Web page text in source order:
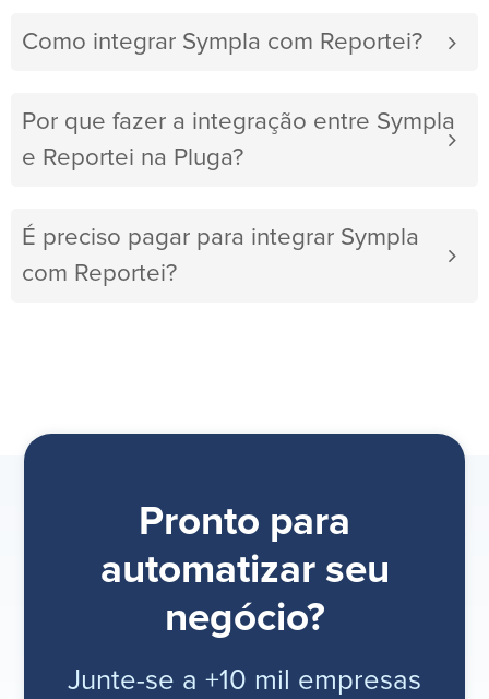
Como integrar Sympla com Reportei?
Por que fazer a integração entre Sympla
e Reportei na Pluga?
É preciso pagar para integrar Sympla
com Reportei?
Pronto para
automatizar seu
negócio?
Junte-se a +10 mil empresas